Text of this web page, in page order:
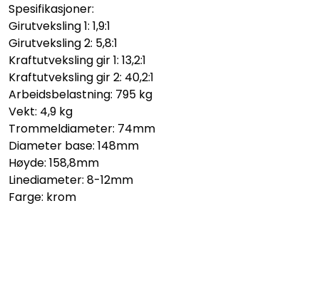
Spesifikasjoner:
Girutveksling 1: 1,9:1
Girutveksling 2: 5,8:1
Kraftutveksling gir 1: 13,2:1
Kraftutveksling gir 2: 40,2:1
Arbeidsbelastning: 795 kg
Vekt: 4,9 kg
Trommeldiameter: 74mm
Diameter base: 148mm
Høyde: 158,8mm
Linediameter: 8-12mm
Farge: krom